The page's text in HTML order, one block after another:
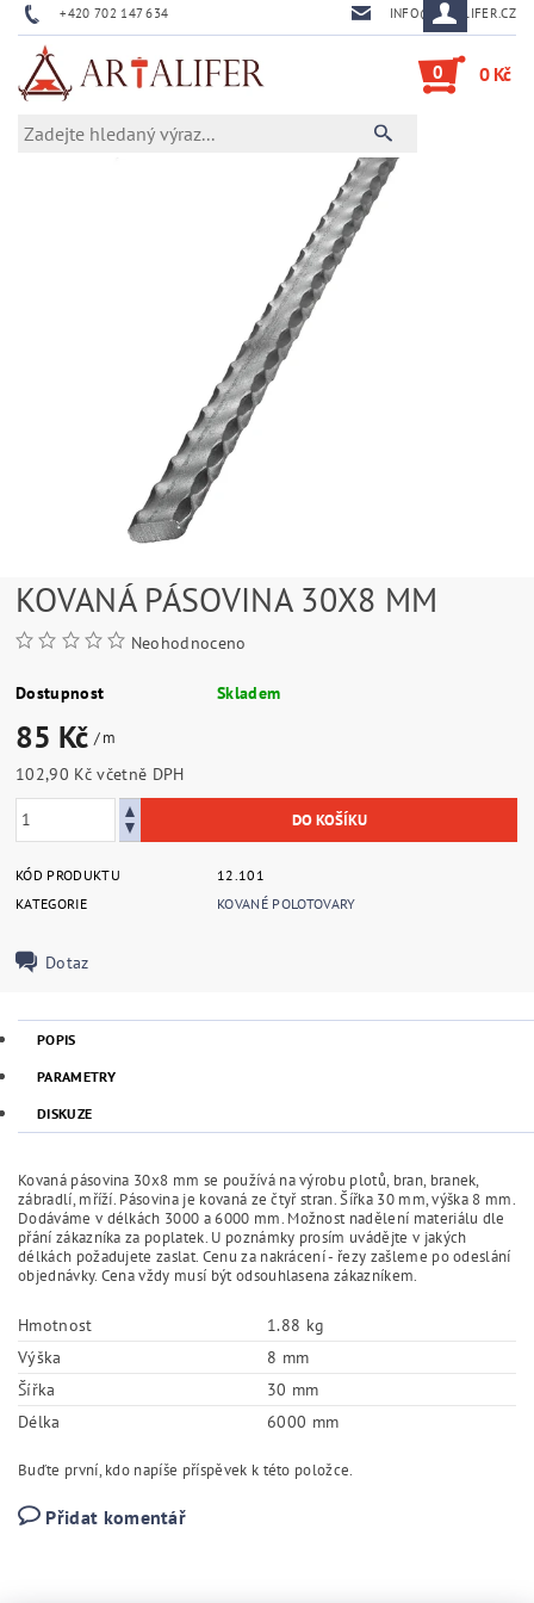
+420 702 147 634 INFO@ARTALIFER.CZ
0 0 Kč
KOVANÁ PÁSOVINA 30X8 MM
Neohodnoceno
Dostupnost Skladem
85 Kč/ m
102,90 Kč včetně DPH
KÓD PRODUKTU
12.101
KATEGORIE
KOVANÉ POLOTOVARY
Dotaz
POPIS
PARAMETRY
DISKUZE
Kovaná pásovina 30x8 mm se používá na výrobu plotů, bran, branek,
zábradlí, mříží. Pásovina je kovaná ze čtyř stran. Šířka 30 mm, výška 8 mm.
Dodáváme v délkách 3000 a 6000 mm. Možnost nadělení materiálu dle
přání zákazníka za poplatek. U poznámky prosím uvádějte v jakých
délkách požadujete zaslat. Cenu za nakrácení - řezy zašleme po odeslání
objednávky. Cena vždy musí být odsouhlasena zákazníkem.
Hmotnost
1.88 kg
Výška
8 mm
Šířka
30 mm
Délka
6000 mm
Buďte první, kdo napíše příspěvek k této položce.
Přidat komentář